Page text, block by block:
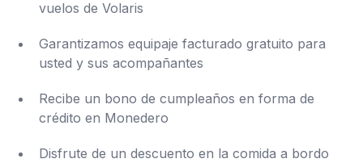
vuelos de Volaris
Garantizamos equipaje facturado gratuito para
usted y sus acompañantes
Recibe un bono de cumpleaños en forma de
crédito en Monedero
Disfrute de un descuento en la comida a bordo